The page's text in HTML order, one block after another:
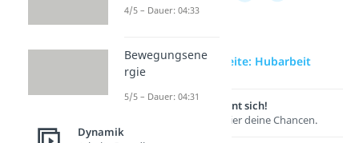
zur Videoseite: Hubarbeit
Lernen lohnt sich!
Entdecke hier deine Chancen.
4/5 – Dauer: 04:33
Bewegungsene
rgie
5/5 – Dauer: 04:31
Dynamik